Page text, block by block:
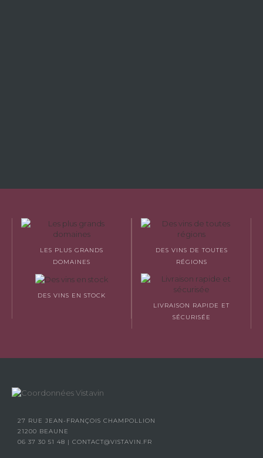
LES PLUS GRANDS
DOMAINES
DES VINS DE TOUTES
RÉGIONS
DES VINS EN STOCK
LIVRAISON RAPIDE ET
SÉCURISÉE
27 RUE JEAN-FRANÇOIS CHAMPOLLION
21200 BEAUNE
06 37 30 51 48 | CONTACT@VISTAVIN.FR